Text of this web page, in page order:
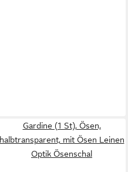
Gardine (1 St), Ösen,
halbtransparent, mit Ösen Leinen
Optik Ösenschal